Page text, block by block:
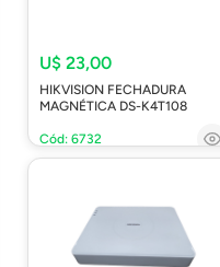
U$ 23,00
HIKVISION FECHADURA
MAGNÉTICA DS-K4T108
Cód: 6732